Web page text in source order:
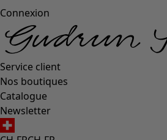
Connexion
Service client
Nos boutiques
Catalogue
Newsletter